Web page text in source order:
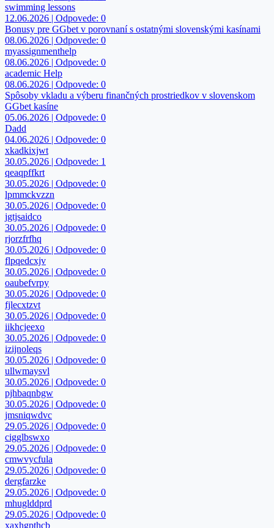
swimming lessons
12.06.2026 | Odpovede: 0
Bonusy pre GGbet v porovnaní s ostatnými slovenskými kasínami
08.06.2026 | Odpovede: 0
myassignmenthelp
08.06.2026 | Odpovede: 0
academic Help
08.06.2026 | Odpovede: 0
Spôsoby vkladu a výberu finančných prostriedkov v slovenskom
GGbet kasíne
05.06.2026 | Odpovede: 0
Dadd
04.06.2026 | Odpovede: 0
xkadkixjwt
30.05.2026 | Odpovede: 1
qeaqpffkrt
30.05.2026 | Odpovede: 0
lpmmckvzzn
30.05.2026 | Odpovede: 0
jgtjsaidco
30.05.2026 | Odpovede: 0
rjorzfrfhq
30.05.2026 | Odpovede: 0
flpqedcxjv
30.05.2026 | Odpovede: 0
oaubefvrpy
30.05.2026 | Odpovede: 0
fjlecxtzvt
30.05.2026 | Odpovede: 0
iikhcjeexo
30.05.2026 | Odpovede: 0
izijnoleqs
30.05.2026 | Odpovede: 0
ullwmaysvl
30.05.2026 | Odpovede: 0
pjhbaqnbgw
30.05.2026 | Odpovede: 0
jmsniqwdvc
29.05.2026 | Odpovede: 0
cigglbswxo
29.05.2026 | Odpovede: 0
cmwvycfula
29.05.2026 | Odpovede: 0
dergfarzke
29.05.2026 | Odpovede: 0
mhuglddprd
29.05.2026 | Odpovede: 0
xaxhgpthcb